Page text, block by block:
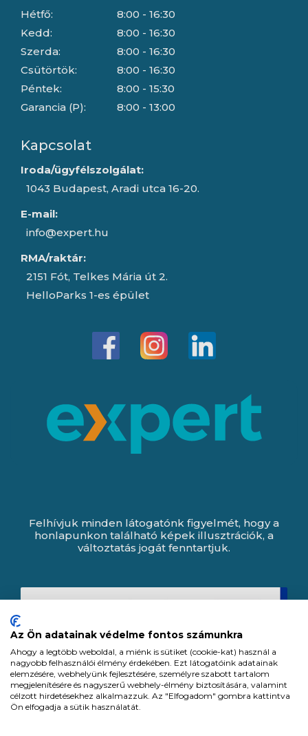
Hétfő:
Kedd:
Szerda:
Csütörtök:
Péntek:
Garancia (P):
8:00 - 16:30
8:00 - 16:30
8:00 - 16:30
8:00 - 16:30
8:00 - 15:30
8:00 - 13:00
Kapcsolat
Iroda/ügyfélszolgálat:
1043 Budapest, Aradi utca 16-20.
E-mail:
info@expert.hu
RMA/raktár:
2151 Fót, Telkes Mária út 2.
HelloParks 1-es épület
Felhívjuk minden látogatónk figyelmét, hogy a
honlapunkon található képek illusztrációk, a
változtatás jogát fenntartjuk.
Az Ön adatainak védelme fontos számunkra
Ahogy a legtöbb weboldal, a miénk is sütiket (cookie-kat) használ a
nagyobb felhasználói élmény érdekében. Ezt látogatóink adatainak
elemzésére, webhelyünk fejlesztésére, személyre szabott tartalom
megjelenítésére és nagyszerű webhely-élmény biztosítására, valamint
célzott hirdetésekhez alkalmazzuk. Az "Elfogadom" gombra kattintva
Ön elfogadja a sütik használatát.